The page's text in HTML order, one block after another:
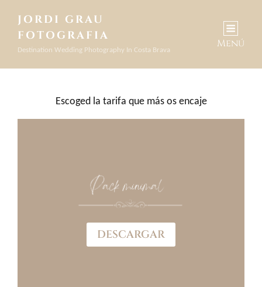
JORDI GRAU
FOTOGRAFIA
Destination Wedding Photography In Costa Brava
Menú
Escoged la tarifa que más os encaje
DESCARGAR